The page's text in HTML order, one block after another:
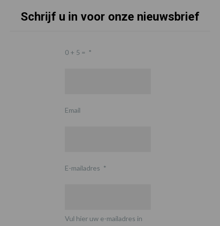
Schrijf u in voor onze nieuwsbrief
0 + 5 = *
Email
E-mailadres *
Vul hier uw e-mailadres in